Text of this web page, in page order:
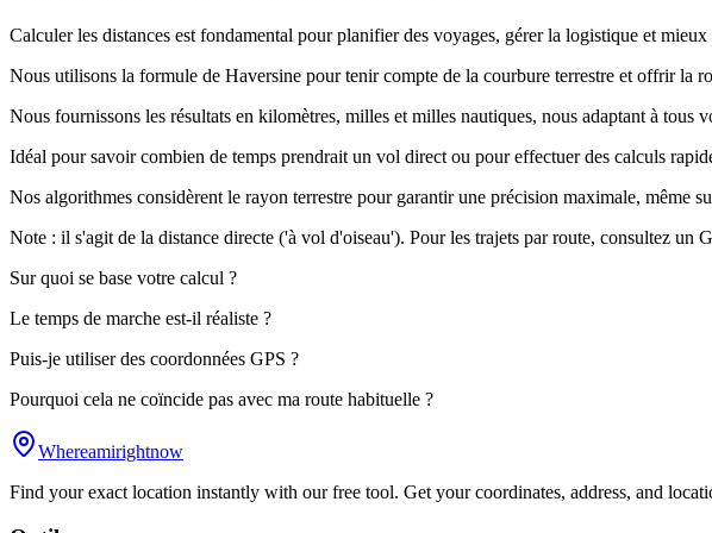
Calculer les distances est fondamental pour planifier des voyages, gérer la logistique et
Nous utilisons la formule de Haversine pour tenir compte de la courbure terrestre et offrir la
Nous fournissons les résultats en kilomètres, milles et milles nautiques, nous adaptant à tous
Idéal pour savoir combien de temps prendrait un vol direct ou pour effectuer des calculs
Nos algorithmes considèrent le rayon terrestre pour garantir une précision maximale, même
Note : il s'agit de la distance directe ('à vol d'oiseau'). Pour les trajets par route, consultez un
Sur quoi se base votre calcul ?
Le temps de marche est-il réaliste ?
Puis-je utiliser des coordonnées GPS ?
Pourquoi cela ne coïncide pas avec ma route habituelle ?
Whereamirightnow
Find your exact location instantly with our free tool. Get your coordinates, address, and